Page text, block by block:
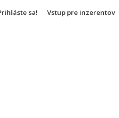
sa! Vstup pre inzerentov